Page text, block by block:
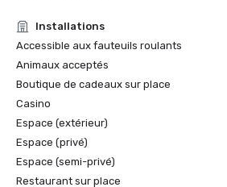
Installations
Accessible aux fauteuils roulants
Animaux acceptés
Boutique de cadeaux sur place
Casino
Espace (extérieur)
Espace (privé)
Espace (semi-privé)
Restaurant sur place